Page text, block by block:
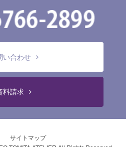
い合わせ
料請求
サイトマップ